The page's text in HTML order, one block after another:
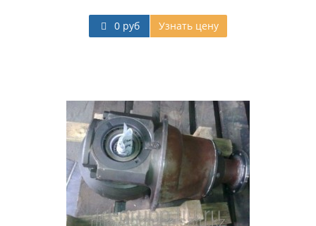
0 руб Узнать цену